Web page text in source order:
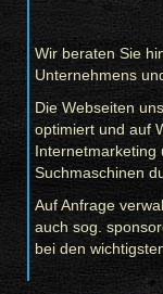
Wir beraten Sie
Unternehmens
Die Webseiten
optimiert und auf
Internetmarketing
Suchmaschinen
Auf Anfrage
auch sog.
bei den